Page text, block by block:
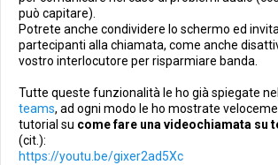
può capitare).
Potrete anche condividere lo schermo ed
partecipanti alla chiamata, come anche
vostro interlocutore per risparmiare banda.
Tutte queste funzionalità le ho già spiegate
teams, ad ogni modo le ho mostrate
tutorial su come fare una videochiamata su
(cit.):
https://youtu.be/gixer2ad5Xc